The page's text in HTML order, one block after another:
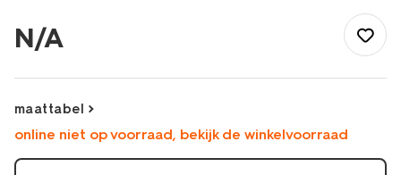
meegroeiboxpakje-
croissant-
33440120ECRU.html
N/A
maattabel
online niet op voorraad, bekijk de winkelvoorraad